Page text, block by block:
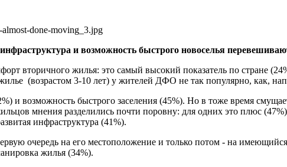
и возможность быстрого новоселья
вторичного жилья: это самый высокий показатель по стране
(возрастом 3-10 лет) у жителей ДФО не так популярно, как,
и возможность быстрого заселения (45%). Но в тоже время
мнения разделились почти поровну: для одних это плюс
инфраструктура (41%).
очередь на его местоположение и только потом - на
жилья (34%).